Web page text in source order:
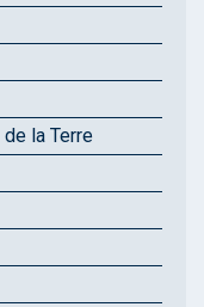
la Terre